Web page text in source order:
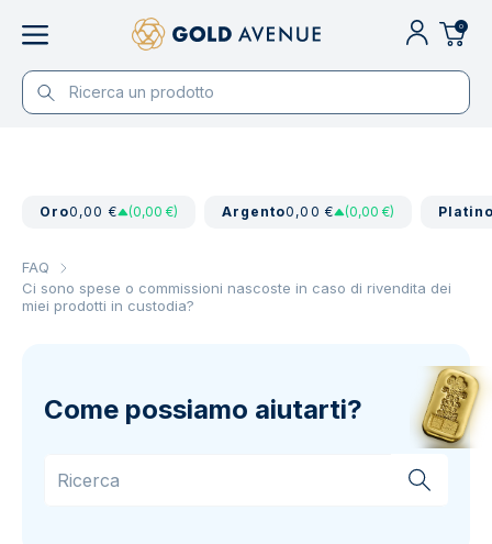
0
Oro0,00 € (0,00 €) Argento0,00 € (0,00 €)
FAQ
Ci sono spese o commissioni nascoste in caso di rivendita dei
miei prodotti in custodia?
Come possiamo aiutarti?